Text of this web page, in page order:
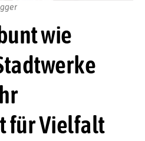
wie
für Vielfalt